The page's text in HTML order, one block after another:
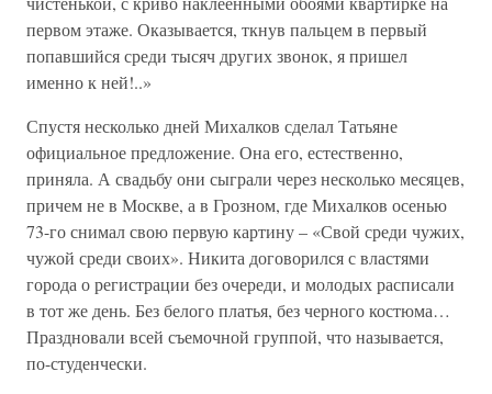
первом этаже. Оказывается, ткнув пальцем в первый
попавшийся среди тысяч других звонок, я пришел
именно к ней!..»
Спустя несколько дней Михалков сделал Татьяне
официальное предложение. Она его, естественно,
приняла. А свадьбу они сыграли через несколько месяцев,
причем не в Москве, а в Грозном, где Михалков осенью
73-го снимал свою первую картину – «Свой среди чужих,
чужой среди своих». Никита договорился с властями
города о регистрации без очереди, и молодых расписали
в тот же день. Без белого платья, без черного костюма…
Праздновали всей съемочной группой, что называется,
по-студенчески.